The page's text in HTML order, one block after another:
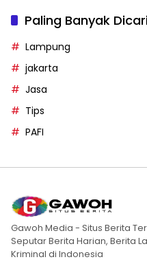
Paling Banyak
Lampung
jakarta
Jasa
Tips
PAFI
Gawoh Media - Situs Berita
Seputar Berita Harian, Berita
Kriminal di Indonesia